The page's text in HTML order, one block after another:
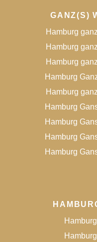
GANZ(S)
Hamburg
Hamburg
Hamburg
Hamburg
Hamburg
Hamburg
Hamburg
Hamburg
Hamburg